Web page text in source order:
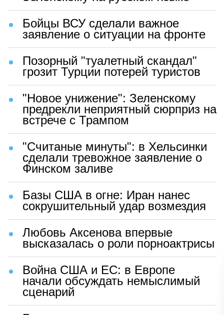
Бойцы ВСУ сделали важное
заявление о ситуации на фронте
Позорный "туалетный скандал"
грозит Турции потерей туристов
"Новое унижение": Зеленскому
предрекли неприятный сюрприз на
встрече с Трампом
"Считаные минуты": в Хельсинки
сделали тревожное заявление о
Финском заливе
Базы США в огне: Иран нанес
сокрушительный удар возмездия
Любовь Аксенова впервые
высказалась о роли порноактрисы
Война США и ЕС: в Европе
начали обсуждать немыслимый
сценарий